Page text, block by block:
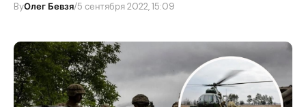
ByОлег Бевзя/5 сентября 2022, 15:09